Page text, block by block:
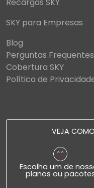
SKY para Empresas
Blog
Perguntas Frequentes
Cobertura SKY
Política de
VEJA COMO
Escolha um de
planos ou